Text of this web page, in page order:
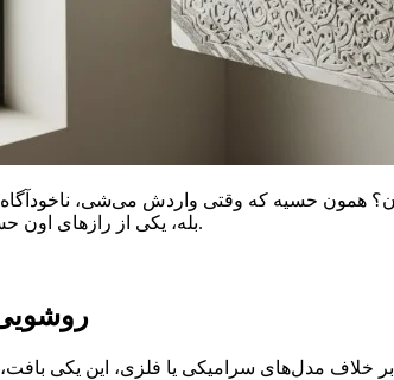
بله، یکی از رازهای اون حس خاص، روشویی سنگیه.
خلاف مدل‌های سرامیکی یا فلزی، این یکی